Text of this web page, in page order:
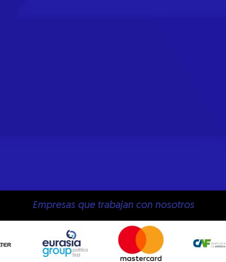
Empresas que trabajan con nosotros